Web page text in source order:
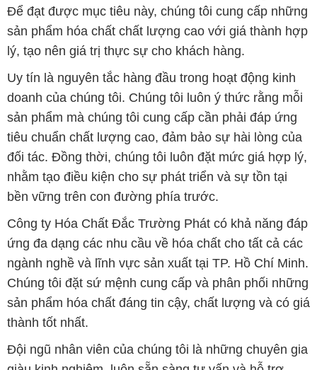
doanh của chúng tôi. Chúng tôi luôn ý thức rằng mỗi
sản phẩm mà chúng tôi cung cấp cần phải đáp ứng
tiêu chuẩn chất lượng cao, đảm bảo sự hài lòng của
đối tác. Đồng thời, chúng tôi luôn đặt mức giá hợp lý,
nhằm tạo điều kiện cho sự phát triển và sự tồn tại
bền vững trên con đường phía trước.
Công ty Hóa Chất Đắc Trường Phát có khả năng đáp
ứng đa dạng các nhu cầu về hóa chất cho tất cả các
ngành nghề và lĩnh vực sản xuất tại TP. Hồ Chí Minh.
Chúng tôi đặt sứ mệnh cung cấp và phân phối những
sản phẩm hóa chất đáng tin cậy, chất lượng và có giá
thành tốt nhất.
Đội ngũ nhân viên của chúng tôi là những chuyên gia
giàu kinh nghiệm, luôn sẵn sàng tư vấn và hỗ trợ
khách hàng một cách chuyên nghiệp. Chúng tôi cam
kết mang đến sự hài lòng và thành công cho khách
hàng.